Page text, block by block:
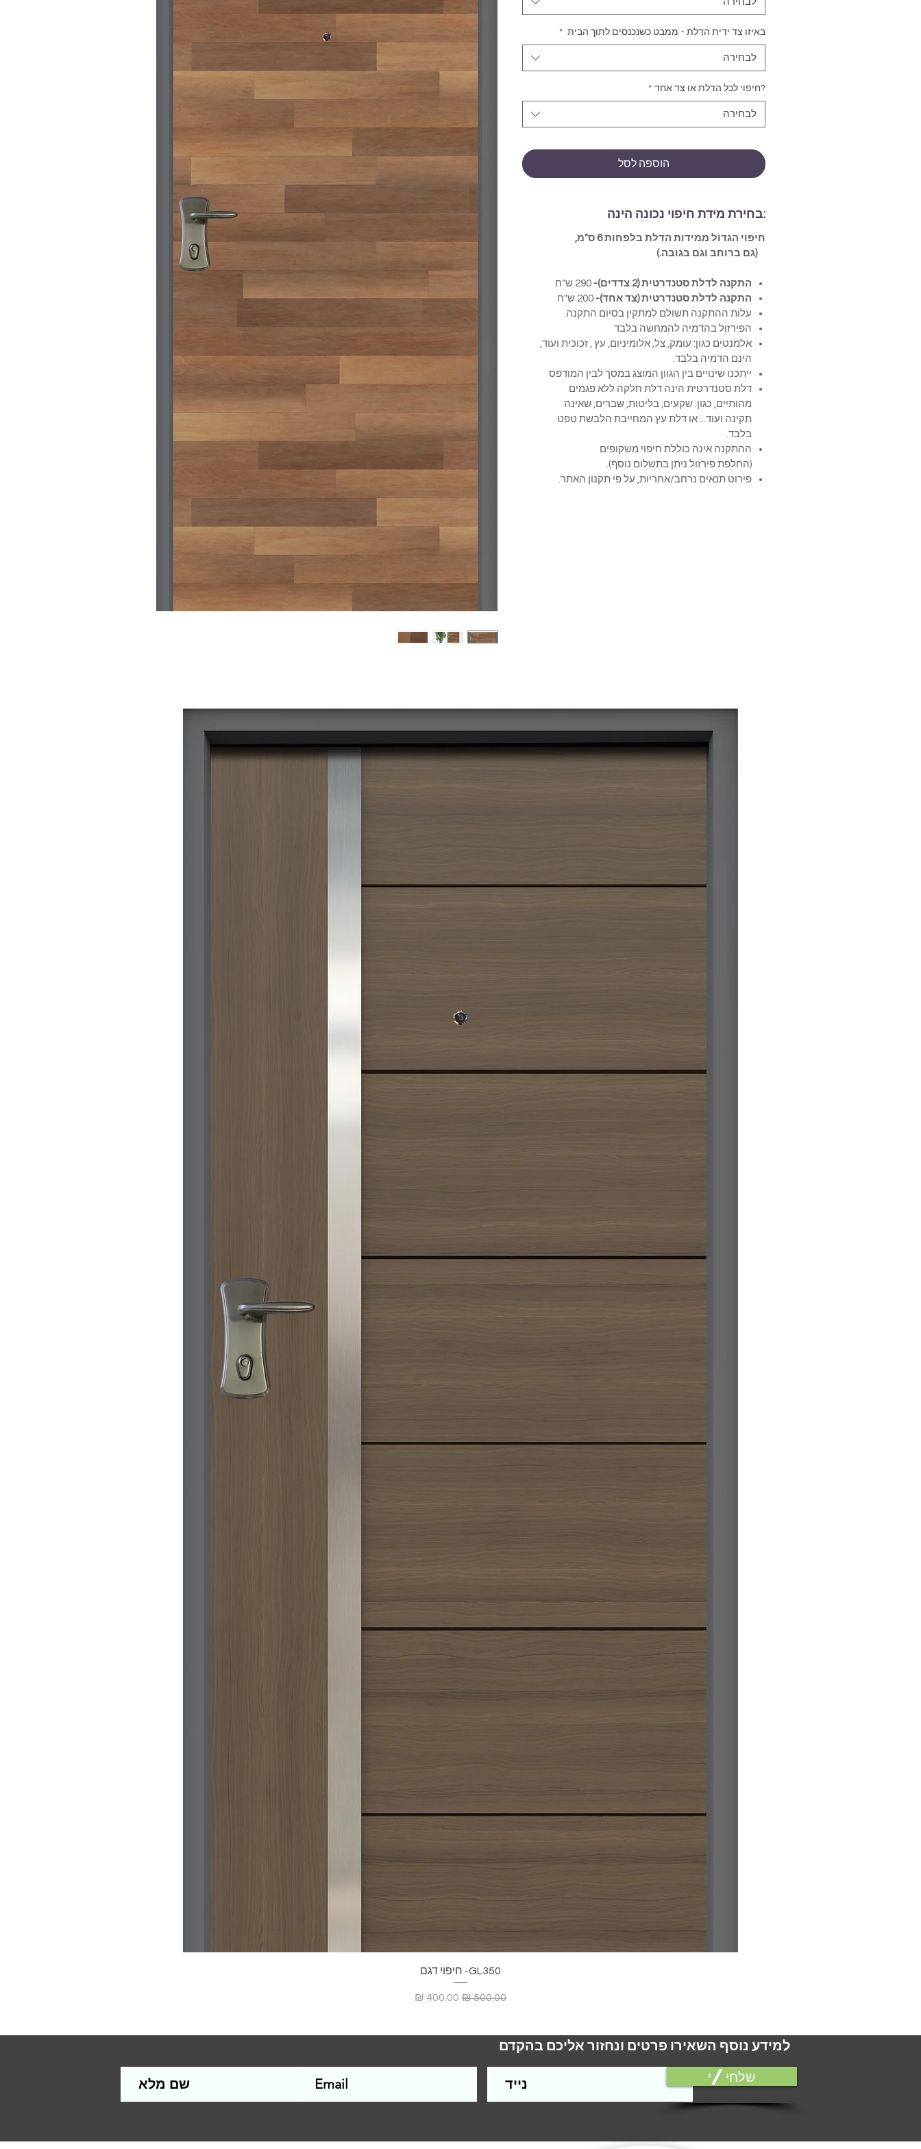
באיזו צד ידית הדלת - ממבט כשנכנסים לתוך הבית *
לבחירה
?חיפוי לכל הדלת או צד אחד *
לבחירה
הוספה לסל
:בחירת מידת חיפוי נכונה הינה
חיפוי הגדול ממידות הדלת בלפחות 6 ס"מ,
(גם ברוחב וגם בגובה.)
התקנה לדלת סטנדרטית (2 צדדים)-
התקנה לדלת סטנדרטית (צד אחד)- 200 ש"ח
עלות ההתקנה תשולם למתקין בסיום התקנה.
הפירזול בהדמיה להמחשה בלבד
אלמנטים כגון: עומק, צל, אלומיניום, עץ , זכוכית ועוד,
הינם הדמיה בלבד.
ייתכנו שינויים בין הגוון המוצג במסך לבין המודפס
דלת סטנדרטית הינה דלת חלקה ללא פגמים
מהותיים, כגון: שקעים, בליטות, שברים, שאינה
תקינה ועוד... או דלת עץ המחייבת הלבשת טפט
בלבד.
ההתקנה אינה כוללת חיפוי משקופים
(החלפת פירזול ניתן בתשלום נוסף).
פירוט תנאים נרחב/אחריות, על פי תקנון האתר.
GL350- חיפוי דגם
מחיר רגיל מחיר מבצע
למידע נוסף השאירו פרטים ונחזור אליכם בהקדם
שלחי/י